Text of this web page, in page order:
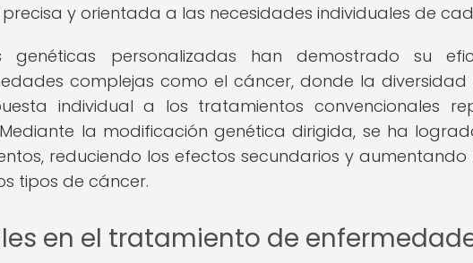
y orientada a las necesidades individuales de
genéticas personalizadas han demostrado su
complejas como el cáncer, donde la
individual a los tratamientos convencionales
la modificación genética dirigida, se ha
reduciendo los efectos secundarios y
tipos de cáncer.
en el tratamiento de